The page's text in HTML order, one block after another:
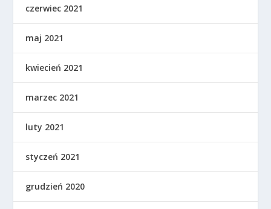
czerwiec 2021
maj 2021
kwiecień 2021
marzec 2021
luty 2021
styczeń 2021
grudzień 2020